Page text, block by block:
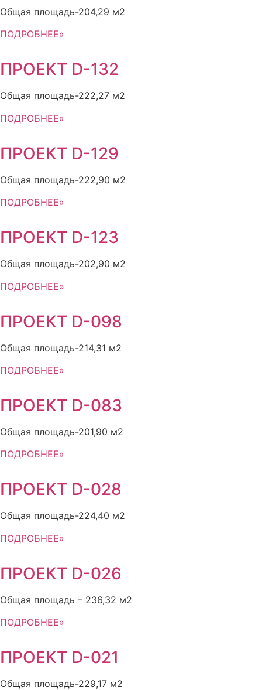
Общая площадь-204,29 м2
ПОДРОБНЕЕ»
ПРОЕКТ D-132
Общая площадь-222,27 м2
ПОДРОБНЕЕ»
ПРОЕКТ D-129
Общая площадь-222,90 м2
ПОДРОБНЕЕ»
ПРОЕКТ D-123
Общая площадь-202,90 м2
ПОДРОБНЕЕ»
ПРОЕКТ D-098
Общая площадь-214,31 м2
ПОДРОБНЕЕ»
ПРОЕКТ D-083
Общая площадь-201,90 м2
ПОДРОБНЕЕ»
ПРОЕКТ D-028
Общая площадь-224,40 м2
ПОДРОБНЕЕ»
ПРОЕКТ D-026
Общая площадь – 236,32 м2
ПОДРОБНЕЕ»
ПРОЕКТ D-021
Общая площадь-229,17 м2